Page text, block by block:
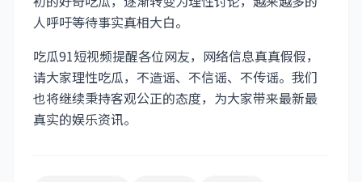
人呼吁等待事实真相大白。
吃瓜91短视频提醒各位网友，网络信息真真假假，
请大家理性吃瓜，不造谣、不信谣、不传谣。我们
也将继续秉持客观公正的态度，为大家带来最新最
真实的娱乐资讯。